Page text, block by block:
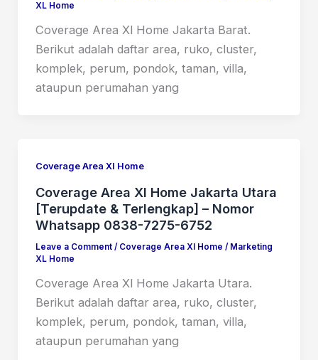
XL Home
Coverage Area Xl Home Jakarta Barat.
Berikut adalah daftar area, ruko, cluster,
komplek, perum, pondok, taman, villa,
ataupun perumahan yang
Coverage Area Xl Home
Coverage Area Xl Home Jakarta Utara
[Terupdate & Terlengkap] – Nomor
Whatsapp 0838-7275-6752
Leave a Comment / Coverage Area Xl Home / Marketing
XL Home
Coverage Area Xl Home Jakarta Utara.
Berikut adalah daftar area, ruko, cluster,
komplek, perum, pondok, taman, villa,
ataupun perumahan yang